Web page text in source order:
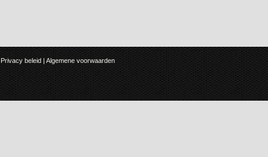
Privacy beleid | Algemene voorwaarden